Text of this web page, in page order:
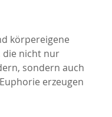
körpereigene
die nicht nur
sondern auch
erzeugen